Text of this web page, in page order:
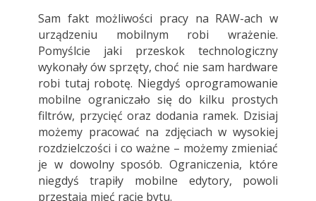
Sam fakt możliwości pracy na RAW-ach w
urządzeniu mobilnym robi wrażenie.
Pomyślcie jaki przeskok technologiczny
wykonały ów sprzęty, choć nie sam hardware
robi tutaj robotę. Niegdyś oprogramowanie
mobilne ograniczało się do kilku prostych
filtrów, przycięć oraz dodania ramek. Dzisiaj
możemy pracować na zdjęciach w wysokiej
rozdzielczości i co ważne – możemy zmieniać
je w dowolny sposób. Ograniczenia, które
niegdyś trapiły mobilne edytory, powoli
przestają mieć rację bytu.